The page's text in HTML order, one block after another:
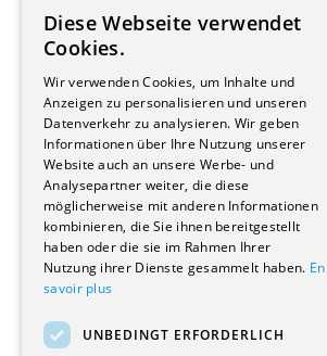
Hersteller/Lieferanten
Bauherrschaften
Stockwerkeigentum
Reportagen
Wohnungen
Renovierungen
Innere Umbauten
Gastgewerbe und Tourismus
Verwaltungsgebäude und Geschäfte
Schuleinrichtungen
Medizinische Einrichtungen
Kultur - Sport - Freizeit
FRENCH
Diese Webseite verwendet
Cookies.
Wir verwenden Cookies, um Inhalte und
Anzeigen zu personalisieren und unseren
Datenverkehr zu analysieren. Wir geben
Informationen über Ihre Nutzung unserer
Website auch an unsere Werbe- und
Analysepartner weiter, die diese
möglicherweise mit anderen Informationen
kombinieren, die Sie ihnen bereitgestellt
haben oder die sie im Rahmen Ihrer
Nutzung ihrer Dienste gesammelt haben. En
savoir plus
UNBEDINGT ERFORDERLICH